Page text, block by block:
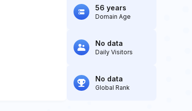
56 years
Domain Age
No data
Daily Visitors
No data
Global Rank